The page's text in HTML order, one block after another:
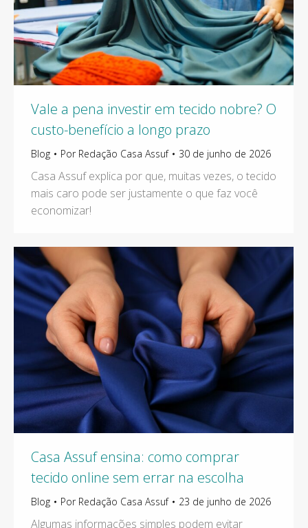
Vale a pena investir em tecido nobre? O
custo-benefício a longo prazo
Blog Por Redação Casa Assuf 30 de junho de 2026
Casa Assuf explica por que, muitas vezes, o tecido
mais caro pode ser justamente o que faz você
economizar!
Casa Assuf ensina: como comprar
tecido online sem errar na escolha
Blog Por Redação Casa Assuf 23 de junho de 2026
Algumas informações simples podem evitar